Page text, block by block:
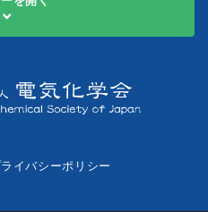
イバシーポリシー